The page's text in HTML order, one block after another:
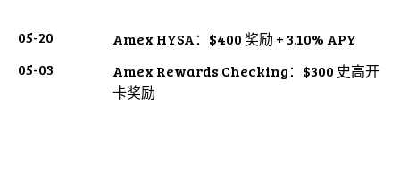
05-20
Amex HYSA：$400 奖励 + 3.10% APY
05-03
Amex Rewards Checking：$300 史高开
卡奖励